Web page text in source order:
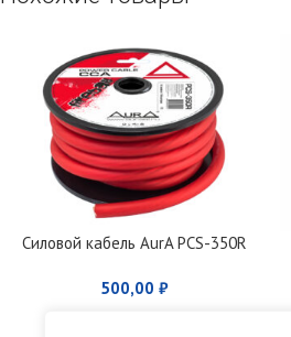
Силовой кабель AurA PCS-350R
500,00₽